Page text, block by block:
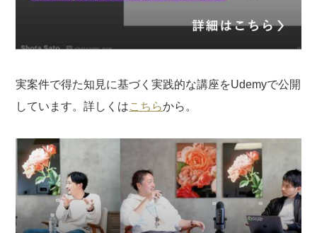
実案件で得た知見に基づく実践的な講座をUdemyで公開
しています。詳しくはこちらから。